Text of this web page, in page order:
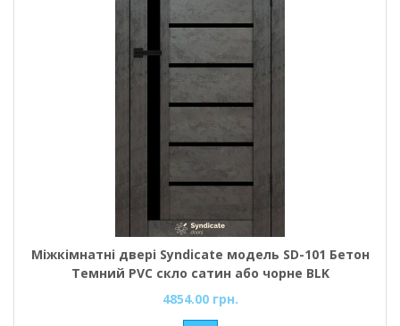
Міжкімнатні двері Syndicate модель SD-101 Бетон
Темний PVC скло сатин або чорне BLK
4854.00 грн.